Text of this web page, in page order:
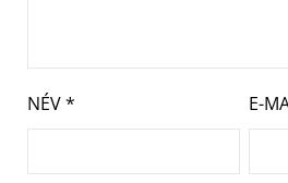
NÉV* E-